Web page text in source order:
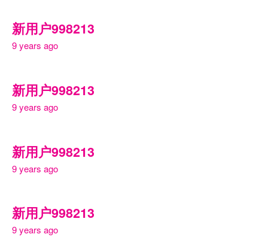
新用户998213
9 years ago
新用户998213
9 years ago
新用户998213
9 years ago
新用户998213
9 years ago